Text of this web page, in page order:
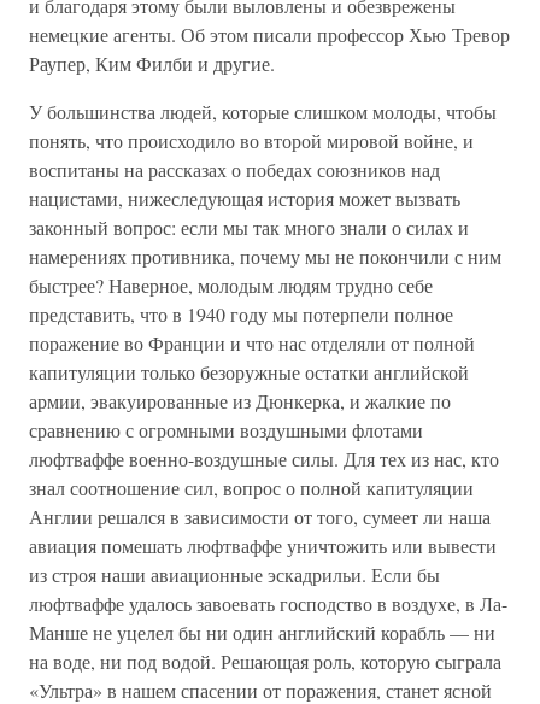
и благодаря этому были выловлены и обезврежены
немецкие агенты. Об этом писали профессор Хью Тревор
Раупер, Ким Филби и другие.
У большинства людей, которые слишком молоды, чтобы
понять, что происходило во второй мировой войне, и
воспитаны на рассказах о победах союзников над
нацистами, нижеследующая история может вызвать
законный вопрос: если мы так много знали о силах и
намерениях противника, почему мы не покончили с ним
быстрее? Наверное, молодым людям трудно себе
представить, что в 1940 году мы потерпели полное
поражение во Франции и что нас отделяли от полной
капитуляции только безоружные остатки английской
армии, эвакуированные из Дюнкерка, и жалкие по
сравнению с огромными воздушными флотами
люфтваффе военно-воздушные силы. Для тех из нас, кто
знал соотношение сил, вопрос о полной капитуляции
Англии решался в зависимости от того, сумеет ли наша
авиация помешать люфтваффе уничтожить или вывести
из строя наши авиационные эскадрильи. Если бы
люфтваффе удалось завоевать господство в воздухе, в Ла-
Манше не уцелел бы ни один английский корабль — ни
на воде, ни под водой. Решающая роль, которую сыграла
«Ультра» в нашем спасении от поражения, станет ясной